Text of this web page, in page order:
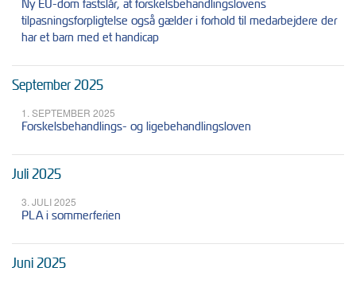
Ny EU-dom fastslår, at forskelsbehandlingslovens
tilpasningsforpligtelse også gælder i forhold til medarbejdere der
har et barn med et handicap
September 2025
1. SEPTEMBER 2025
Forskelsbehandlings- og ligebehandlingsloven
Juli 2025
3. JULI 2025
PLA i sommerferien
Juni 2025